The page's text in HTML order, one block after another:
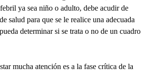
ya sea niño o adulto, debe acudir de
salud para que se le realice una adecuada
determinar si se trata o no de un cuadro
mucha atención es a la fase crítica de la